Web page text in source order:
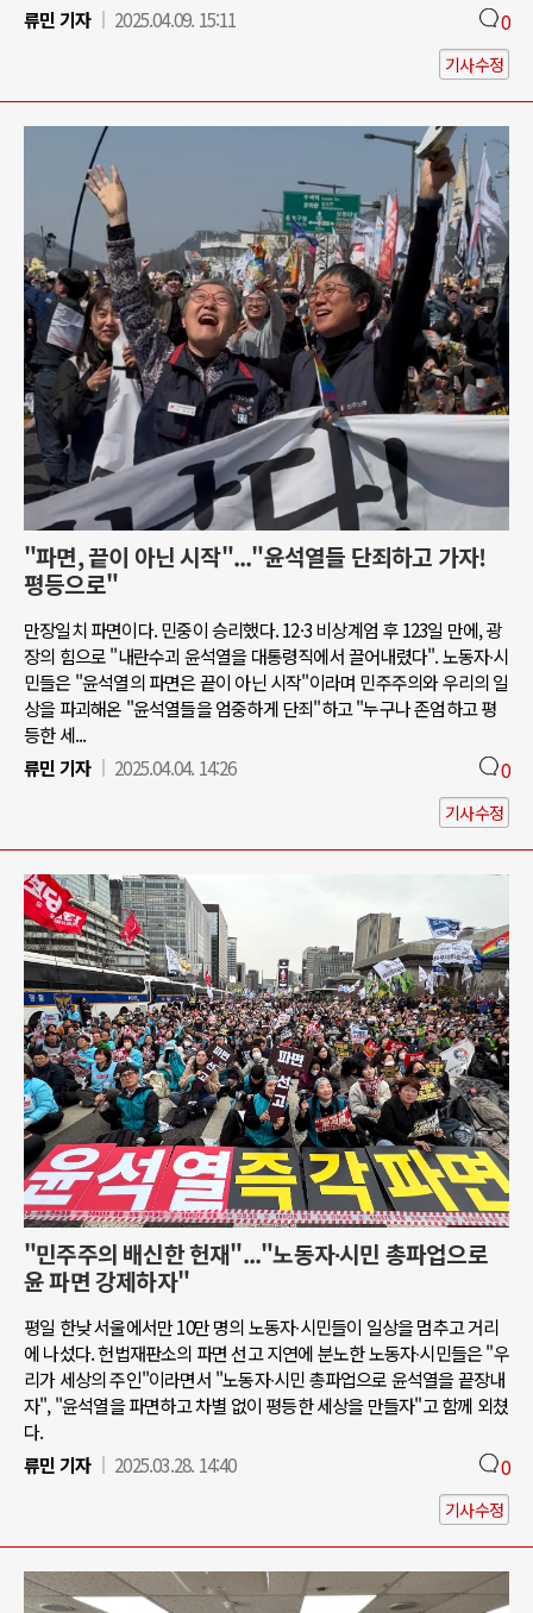
류민 기자
2025.04.09. 15:11 0
기사수정
"파면, 끝이 아닌 시작"..."윤석열들 단죄하고 가자!
평등으로"
만장일치 파면이다. 민중이 승리했다. 12·3 비상계엄 후 123일 만에, 광
장의 힘으로 "내란수괴 윤석열을 대통령직에서 끌어내렸다". 노동자∙시
민들은 "윤석열의 파면은 끝이 아닌 시작"이라며 민주주의와 우리의 일
상을 파괴해온 "윤석열들을 엄중하게 단죄"하고 "누구나 존엄하고 평
등한 세...
류민 기자
2025.04.04. 14:26 0
기사수정
"민주주의 배신한 헌재"..."노동자∙시민 총파업으로
윤 파면 강제하자"
평일 한낮 서울에서만 10만 명의 노동자∙시민들이 일상을 멈추고 거리
에 나섰다. 헌법재판소의 파면 선고 지연에 분노한 노동자∙시민들은 "우
리가 세상의 주인"이라면서 "노동자∙시민 총파업으로 윤석열을 끝장내
자", "윤석열을 파면하고 차별 없이 평등한 세상을 만들자"고 함께 외쳤
다.
류민 기자
2025.03.28. 14:40 0
기사수정